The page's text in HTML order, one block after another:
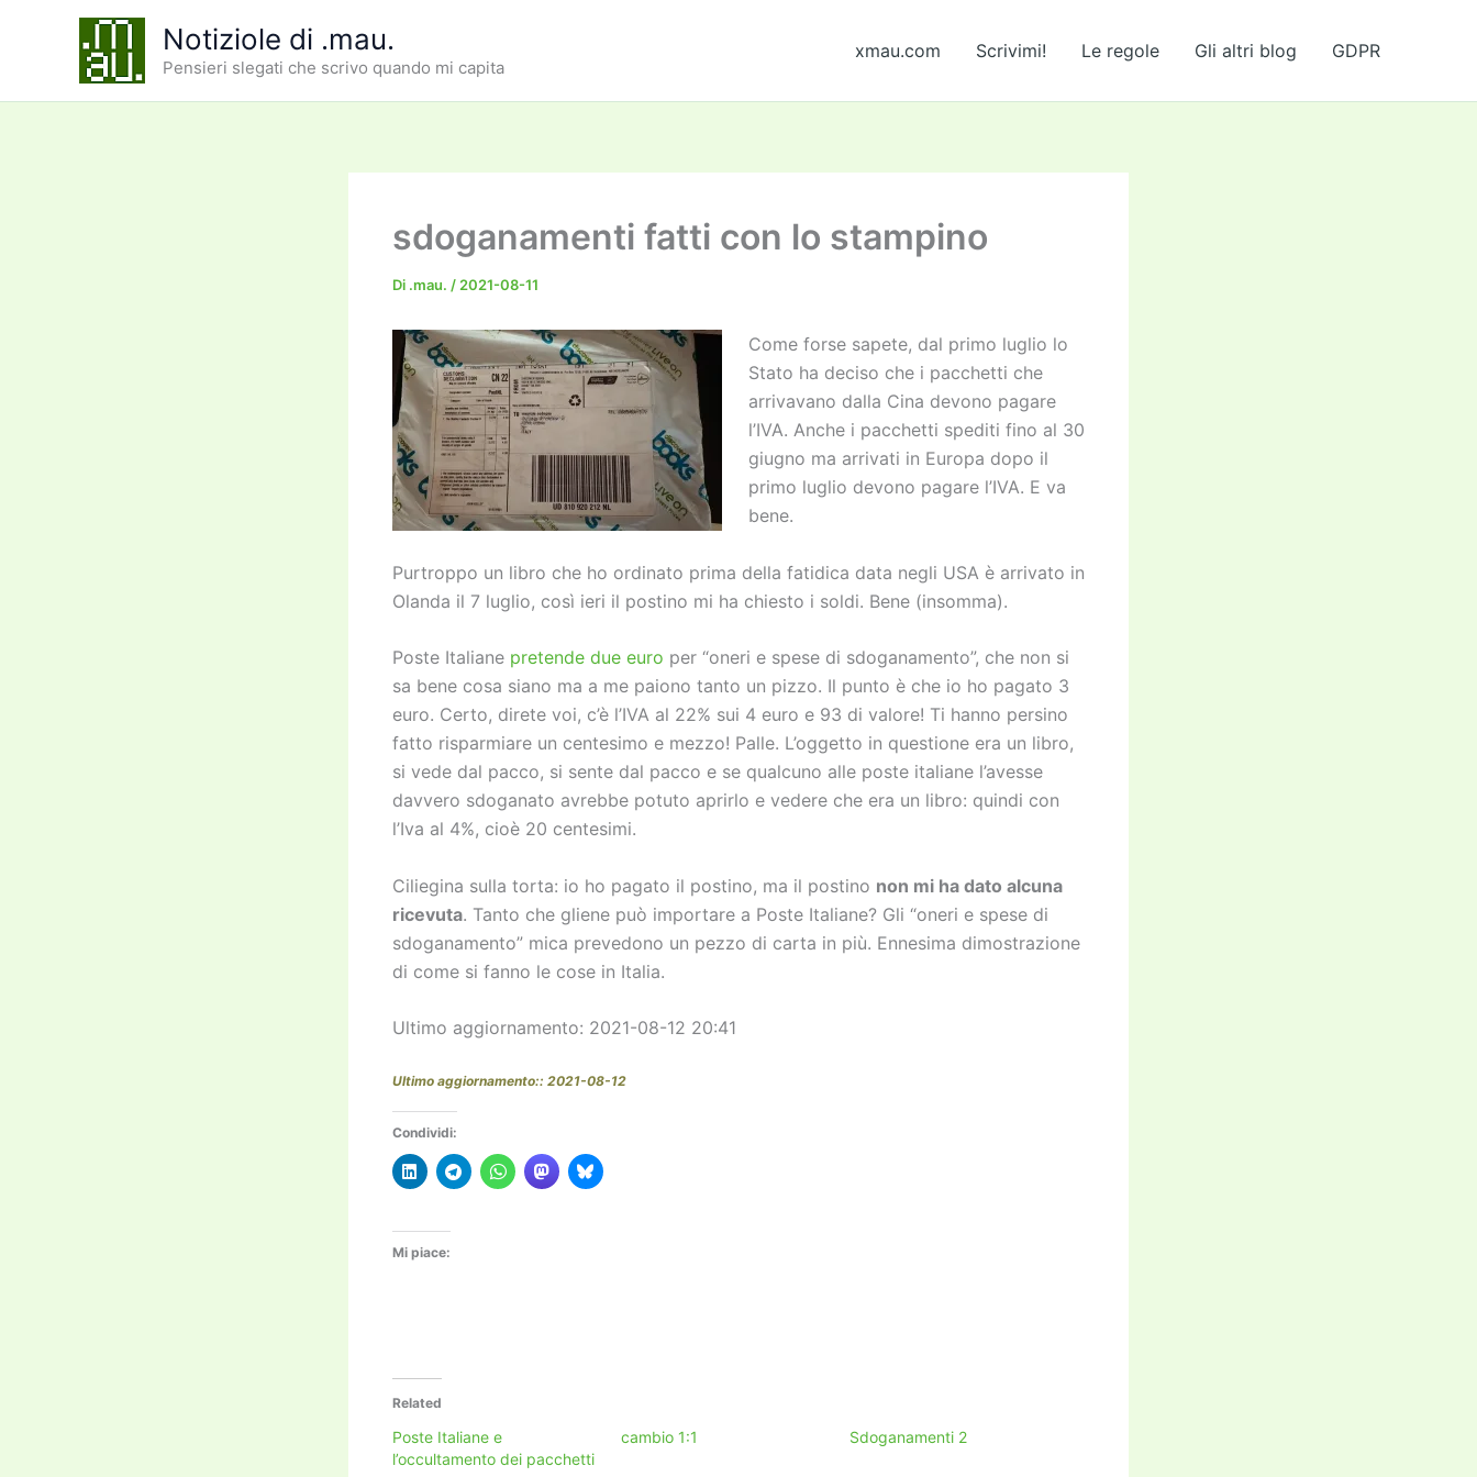
Notiziole di .mau.
Pensieri slegati che scrivo quando mi capita
xmau.com Scrivimi! Le regole Gli altri blog GDPR
sdoganamenti fatti con lo stampino
Di .mau. / 2021-08-11
Come forse sapete, dal primo luglio lo
Stato ha deciso che i pacchetti che
arrivavano dalla Cina devono pagare
l’IVA. Anche i pacchetti spediti fino al 30
giugno ma arrivati in Europa dopo il
primo luglio devono pagare l’IVA. E va
bene.
Purtroppo un libro che ho ordinato prima della fatidica data negli USA è arrivato in
Olanda il 7 luglio, così ieri il postino mi ha chiesto i soldi. Bene (insomma).
Poste Italiane pretende due euro per “oneri e spese di sdoganamento”, che non si
sa bene cosa siano ma a me paiono tanto un pizzo. Il punto è che io ho pagato 3
euro. Certo, direte voi, c’è l’IVA al 22% sui 4 euro e 93 di valore! Ti hanno persino
fatto risparmiare un centesimo e mezzo! Palle. L’oggetto in questione era un libro,
si vede dal pacco, si sente dal pacco e se qualcuno alle poste italiane l’avesse
davvero sdoganato avrebbe potuto aprirlo e vedere che era un libro: quindi con
l’Iva al 4%, cioè 20 centesimi.
Ciliegina sulla torta: io ho pagato il postino, ma il postino non mi ha dato alcuna
ricevuta. Tanto che gliene può importare a Poste Italiane? Gli “oneri e spese di
sdoganamento” mica prevedono un pezzo di carta in più. Ennesima dimostrazione
di come si fanno le cose in Italia.
Ultimo aggiornamento: 2021-08-12 20:41
Ultimo aggiornamento:: 2021-08-12
Condividi:
Mi piace:
Related
Poste Italiane e
l’occultamento dei pacchetti
cambio 1:1 Sdoganamenti 2